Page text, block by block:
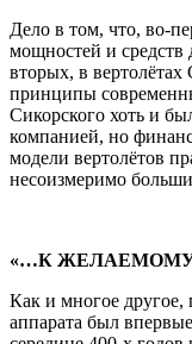
Дело в том, что, во-
мощностей и средств
вторых, в
принципы
Сикорского хоть и
компанией, но
модели вертолётов
несоизмеримо
«…К ЖЕЛАЕМОМУ
Как и многое другое,
аппарата был